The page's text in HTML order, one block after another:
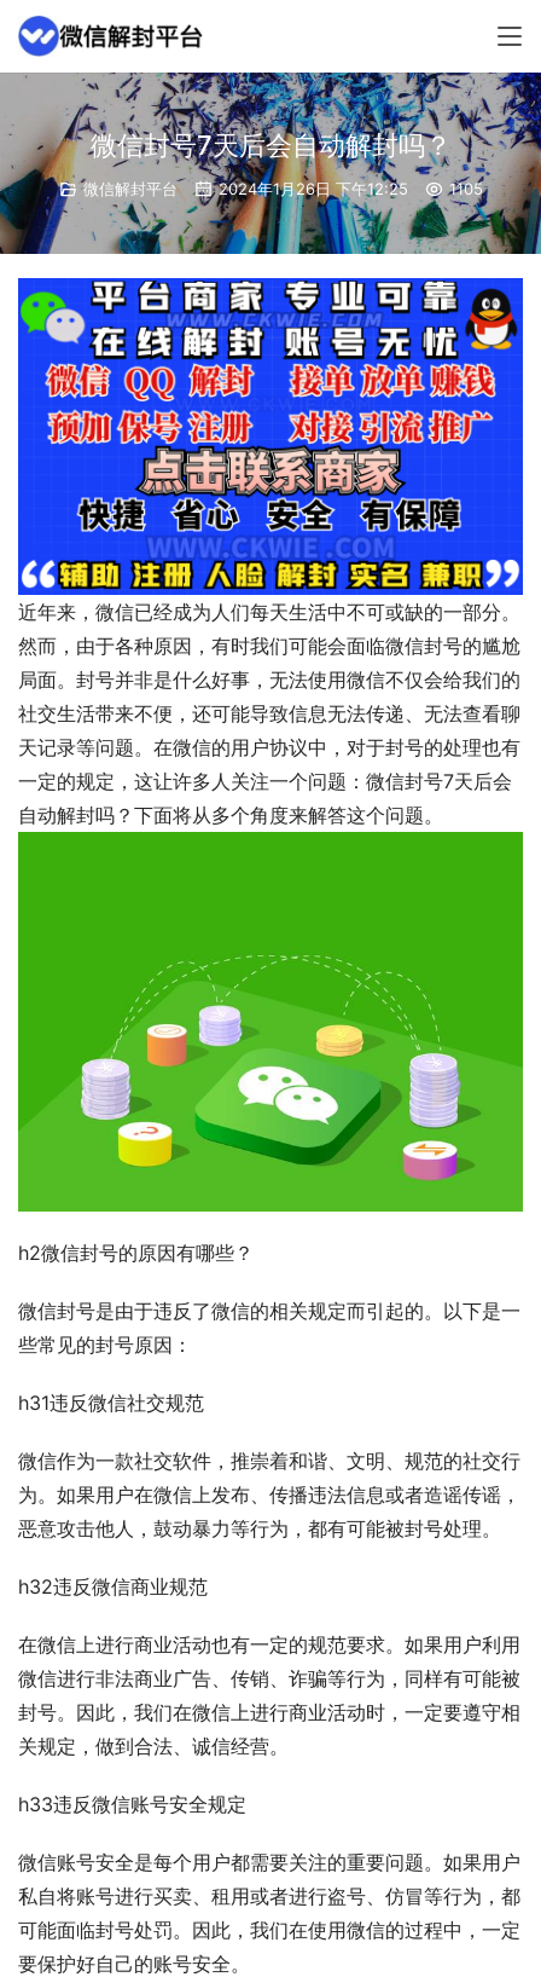
微信封号7天后会自动解封吗？
微信解封平台 2024年1月26日 下午12:25 1105
近年来，微信已经成为人们每天生活中不可或缺的一部分。
然而，由于各种原因，有时我们可能会面临微信封号的尴尬
局面。封号并非是什么好事，无法使用微信不仅会给我们的
社交生活带来不便，还可能导致信息无法传递、无法查看聊
天记录等问题。在微信的用户协议中，对于封号的处理也有
一定的规定，这让许多人关注一个问题：微信封号7天后会
自动解封吗？下面将从多个角度来解答这个问题。
h2微信封号的原因有哪些？
微信封号是由于违反了微信的相关规定而引起的。以下是一
些常见的封号原因：
h31违反微信社交规范
微信作为一款社交软件，推崇着和谐、文明、规范的社交行
为。如果用户在微信上发布、传播违法信息或者造谣传谣，
恶意攻击他人，鼓动暴力等行为，都有可能被封号处理。
h32违反微信商业规范
在微信上进行商业活动也有一定的规范要求。如果用户利用
微信进行非法商业广告、传销、诈骗等行为，同样有可能被
封号。因此，我们在微信上进行商业活动时，一定要遵守相
关规定，做到合法、诚信经营。
h33违反微信账号安全规定
微信账号安全是每个用户都需要关注的重要问题。如果用户
私自将账号进行买卖、租用或者进行盗号、仿冒等行为，都
可能面临封号处罚。因此，我们在使用微信的过程中，一定
要保护好自己的账号安全。